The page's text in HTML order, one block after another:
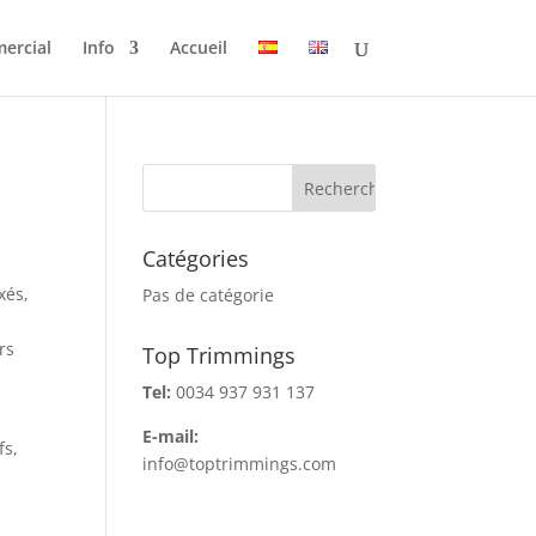
Info Accueil
Catégories
Pas de catégorie
Top Trimmings
Tel: 0034 937 931 137
E-mail:
info@toptrimmings.com